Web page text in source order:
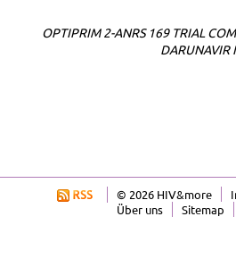
OPTIPRIM 2-ANRS 169 TRIAL
DARUNAVIR
© 2026 HIV&more
Über uns
Sitemap